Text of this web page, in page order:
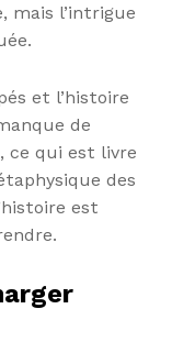
mais l’intrigue
et l’histoire
de
ce qui est livre
des
est